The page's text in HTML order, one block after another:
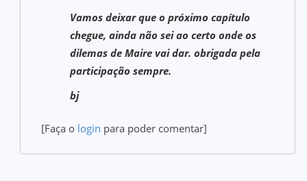
Vamos deixar que o próximo capítulo
chegue, ainda não sei ao certo onde os
dilemas de Maire vai dar. obrigada pela
participação sempre.
bj
[Faça o login para poder comentar]